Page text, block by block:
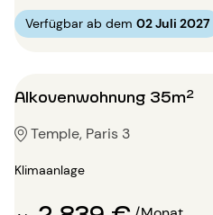
Verfügbar ab dem 02 Juli 2027
Alkovenwohnung 35m²
Temple, Paris 3
Klimaanlage